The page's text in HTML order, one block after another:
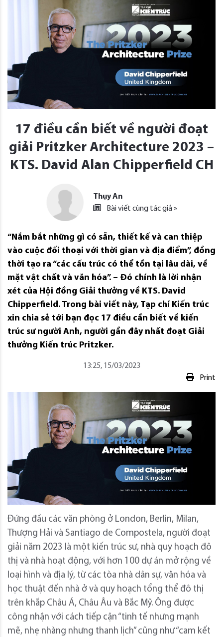
17 điều cần biết về người đoạt
giải Pritzker Architecture 2023 –
KTS. David Alan Chipperfield CH
Thụy An
Bài viết cùng tác giả »
“Nắm bắt những gì có sẵn, thiết kế và can thiệp
vào cuộc đối thoại với thời gian và địa điểm”, đồng
thời tạo ra “các cấu trúc có thể tồn tại lâu dài, về
mặt vật chất và văn hóa”. – Đó chính là lời nhận
xét của Hội đồng Giải thưởng về KTS. David
Chipperfield. Trong bài viết này, Tạp chí Kiến trúc
xin chia sẻ tới bạn đọc 17 điều cần biết về kiến ​​
trúc sư người Anh, người gần đây nhất đoạt Giải
thưởng Kiến trúc Pritzker.
13:25, 15/03/2023
Print
Đứng đầu các văn phòng ở London, Berlin, Milan,
Thượng Hải và Santiago de Compostela, người đoạt
giải năm 2023 là một kiến trúc sư, nhà quy hoạch đô
thị và nhà hoạt động, với hơn 100 dự án mở rộng về
loại hình và địa lý, từ các tòa nhà dân sự, văn hóa và
học thuật đến nhà ở và quy hoạch tổng thể đô thị
trên khắp Châu Á, Châu Âu và Bắc Mỹ. Ông được
công nhận với cách tiếp cận “tinh tế nhưng mạnh
mẽ, nhẹ nhàng nhưng thanh lịch” cũng như “cam kết